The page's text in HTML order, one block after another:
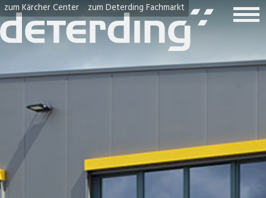
zum Kärcher Center zum Deterding Fachmarkt